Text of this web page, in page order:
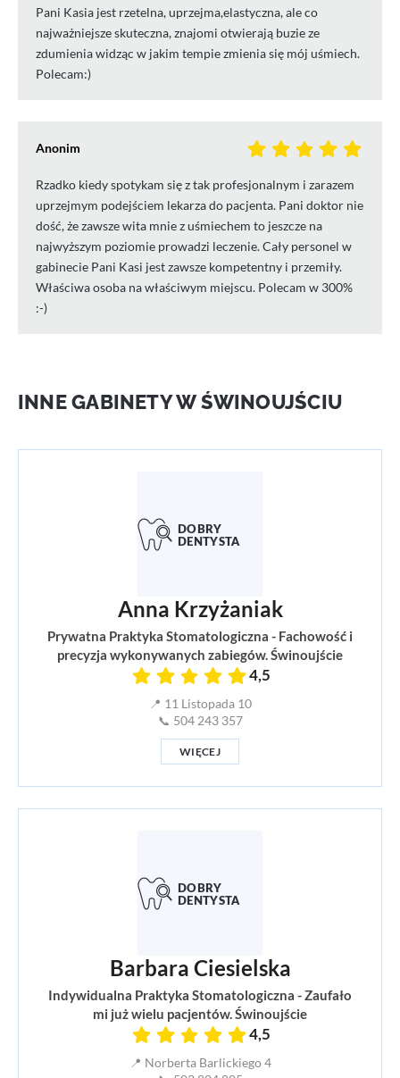
Pani Kasia jest rzetelna, uprzejma,elastyczna, ale co
najważniejsze skuteczna, znajomi otwierają buzie ze
zdumienia widząc w jakim tempie zmienia się mój uśmiech.
Polecam:)
Anonim
Rzadko kiedy spotykam się z tak profesjonalnym i zarazem
uprzejmym podejściem lekarza do pacjenta. Pani doktor nie
dość, że zawsze wita mnie z uśmiechem to jeszcze na
najwyższym poziomie prowadzi leczenie. Cały personel w
gabinecie Pani Kasi jest zawsze kompetentny i przemiły.
Właściwa osoba na właściwym miejscu. Polecam w 300%
:-)
INNE GABINETY W ŚWINOUJŚCIU
Anna Krzyżaniak
Prywatna Praktyka Stomatologiczna - Fachowość i
precyzja wykonywanych zabiegów. Świnoujście
4,5
📍 11 Listopada 10
📞 504 243 357
WIĘCEJ
Barbara Ciesielska
Indywidualna Praktyka Stomatologiczna - Zaufało
mi już wielu pacjentów. Świnoujście
4,5
📍 Norberta Barlickiego 4